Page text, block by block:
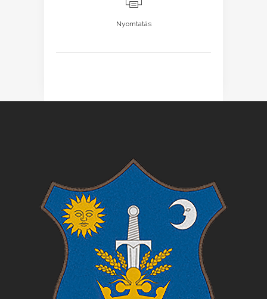
Nyomtatás